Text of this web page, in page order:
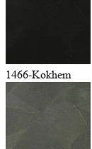
1466-Kokhem